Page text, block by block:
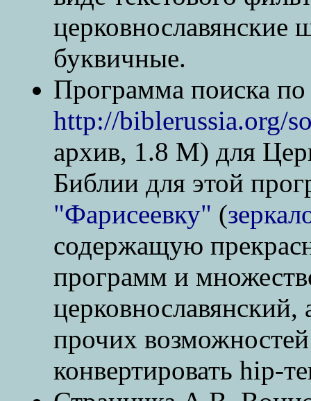
церковнославянские
буквичные.
Программа поиска
http://biblerussia.org/
архив, 1.8 M) для
Библии для этой
"Фарисеевку" (
содержащую
программ и
прочих
конвертировать hip-